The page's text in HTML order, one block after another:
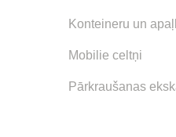
Konteineru un
Mobilie celtņi
Pārkraušanas